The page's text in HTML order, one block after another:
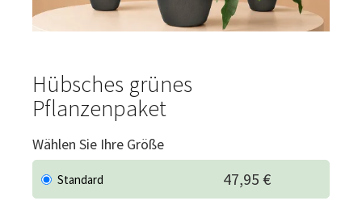
Hübsches grünes
Pflanzenpaket
Wählen Sie Ihre Größe
Standard 47,95 €